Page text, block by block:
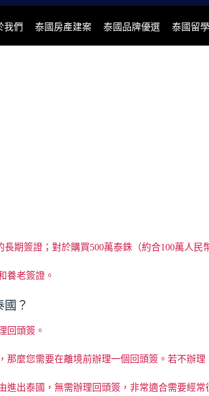
我們 泰國房產建案 泰國品牌優選 泰國留
期簽證；對於購買500萬泰銖（約合100萬人
養老簽證。
？
回頭簽。
麼您需要在離境前辦理一個回頭簽。若不辦
出泰國，無需辦理回頭簽，非常適合需要經